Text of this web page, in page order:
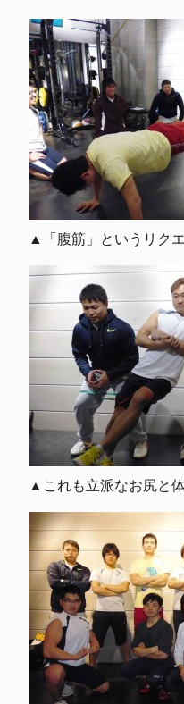
▲「腹筋」というリク
▲これも立派なお尻と